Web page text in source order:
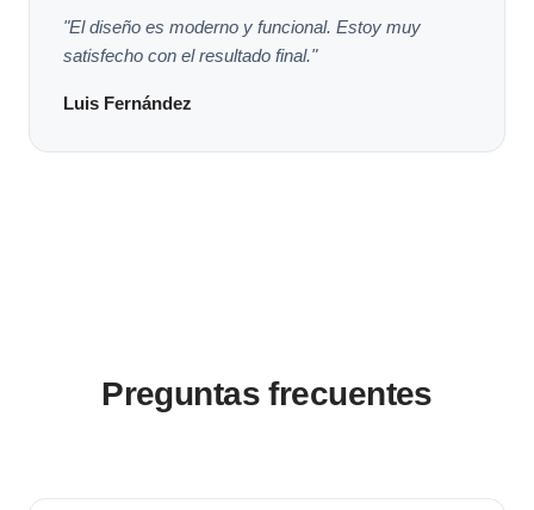
"El diseño es moderno y funcional. Estoy muy
satisfecho con el resultado final."
Luis Fernández
Preguntas frecuentes